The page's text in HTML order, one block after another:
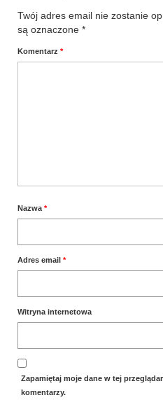
na imprezę
na grilla
Smoki
Twój adres email nie zostanie
są oznaczone *
Komentarz *
Nazwa *
Adres email *
Witryna internetowa
Zapamiętaj moje dane w tej
komentarzy.